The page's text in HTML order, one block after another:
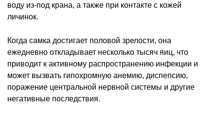
воду из-под крана, а также при контакте с кожей
личинок.
Когда самка достигает половой зрелости, она
ежедневно откладывает несколько тысяч яиц, что
приводит к активному распространению инфекции и
может вызвать гипохромную анемию, диспепсию,
поражение центральной нервной системы и другие
негативные последствия.